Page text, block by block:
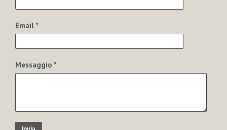
Email *
Messaggio *